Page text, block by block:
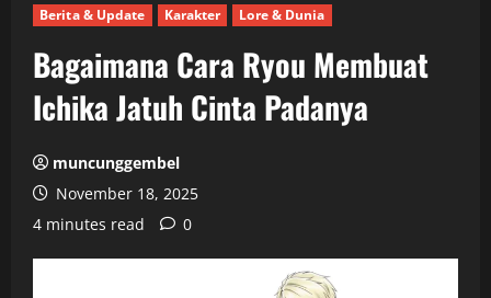
Berita & Update Karakter Lore & Dunia
Bagaimana Cara Ryou Membuat
Ichika Jatuh Cinta Padanya
muncunggembel
November 18, 2025
4 minutes read
0